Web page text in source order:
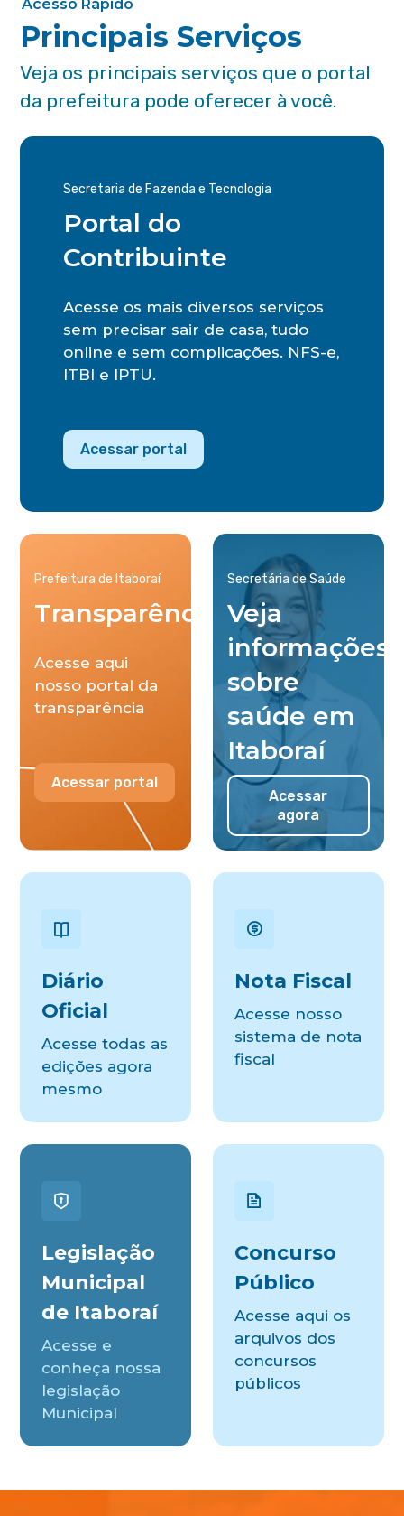
Acesso Rápido
Principais Serviços
Veja os principais serviços que o portal
da prefeitura pode oferecer à você.
Secretaria de Fazenda e Tecnologia
Portal do
Contribuinte
Acesse os mais diversos serviços
sem precisar sair de casa, tudo
online e sem complicações. NFS-e,
ITBI e IPTU.
Acessar portal
Prefeitura de Itaboraí
Transparência
Acesse aqui
nosso portal da
transparência
Acessar portal
Secretária de Saúde
Veja
informações
sobre
saúde em
Itaboraí
Acessar
agora
Diário
Oficial
Acesse todas as
edições agora
mesmo
Nota Fiscal
Acesse nosso
sistema de nota
fiscal
Legislação
Municipal
de Itaboraí
Acesse e
conheça nossa
legislação
Municipal
Concurso
Público
Acesse aqui os
arquivos dos
concursos
públicos